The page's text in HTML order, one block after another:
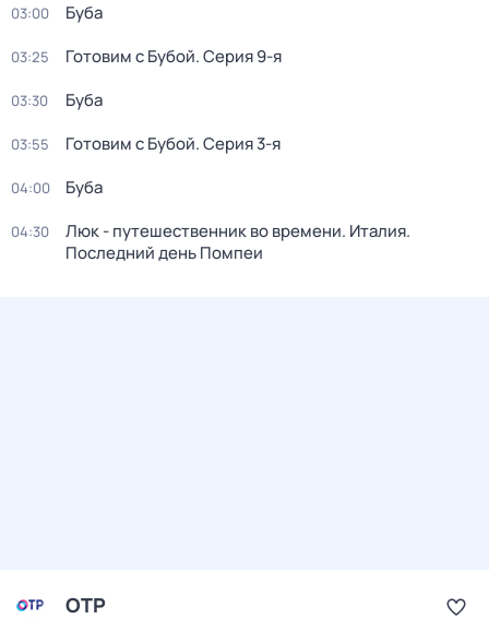
03:00 Буба
03:25 Готовим с Бубой. Серия 9-я
03:30 Буба
03:55 Готовим с Бубой. Серия 3-я
04:00 Буба
04:30
Люк - путешественник во времени. Италия.
Последний день Помпеи
ОТР